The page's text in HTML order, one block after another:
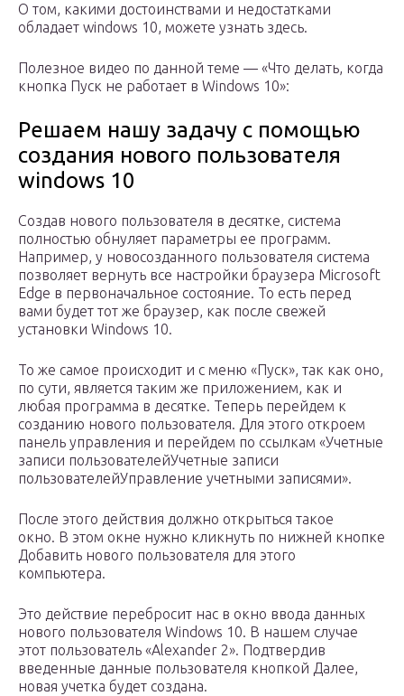
О том, какими достоинствами и недостатками
обладает windows 10, можете узнать здесь.
Полезное видео по данной теме — «Что делать, когда
кнопка Пуск не работает в Windows 10»:
Решаем нашу задачу с помощью
создания нового пользователя
windows 10
Создав нового пользователя в десятке, система
полностью обнуляет параметры ее программ.
Например, у новосозданного пользователя система
позволяет вернуть все настройки браузера Microsoft
Edge в первоначальное состояние. То есть перед
вами будет тот же браузер, как после свежей
установки Windows 10.
То же самое происходит и с меню «Пуск», так как оно,
по сути, является таким же приложением, как и
любая программа в десятке. Теперь перейдем к
созданию нового пользователя. Для этого откроем
панель управления и перейдем по ссылкам «Учетные
записи пользователейУчетные записи
пользователейУправление учетными записями».
После этого действия должно открыться такое
окно. В этом окне нужно кликнуть по нижней кнопке
Добавить нового пользователя для этого
компьютера.
Это действие перебросит нас в окно ввода данных
нового пользователя Windows 10. В нашем случае
этот пользователь «Alexander 2». Подтвердив
введенные данные пользователя кнопкой Далее,
новая учетка будет создана.